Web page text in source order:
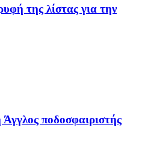
της λίστας για την
Άγγλος ποδοσφαιριστής